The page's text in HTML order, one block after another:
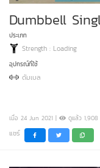
Dumbbell
ประเภท
Strength : Loading
อุปกรณ์ที่ใช้
ดัมเบล
เมื่อ 24 Jun 2021 | ดูแล้ว
แชร์